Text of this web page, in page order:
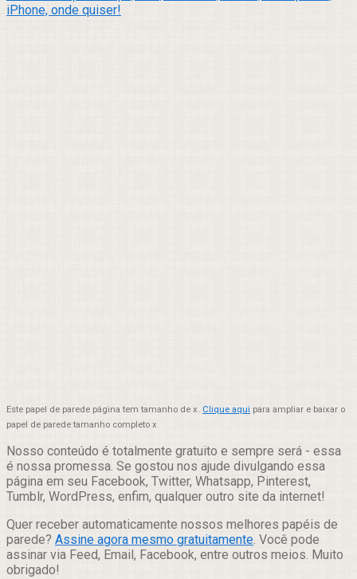
Este papel de parede página tem tamanho de x. Clique aqui para ampliar e baixar o
papel de parede tamanho completo x
Nosso conteúdo é totalmente gratuito e sempre será - essa
é nossa promessa. Se gostou nos ajude divulgando essa
página em seu Facebook, Twitter, Whatsapp, Pinterest,
Tumblr, WordPress, enfim, qualquer outro site da internet!
Quer receber automaticamente nossos melhores papéis de
parede? Assine agora mesmo gratuitamente. Você pode
assinar via Feed, Email, Facebook, entre outros meios. Muito
obrigado!